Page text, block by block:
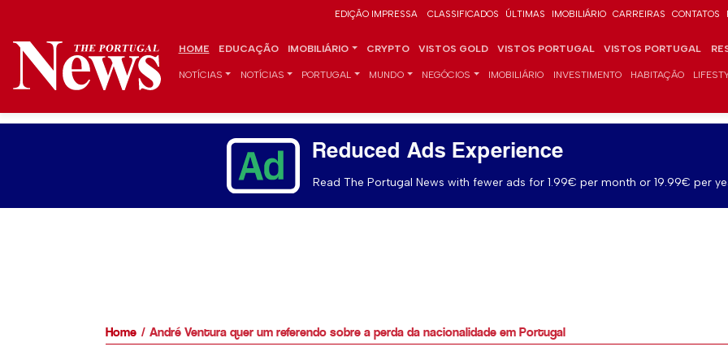
EDIÇÃO IMPRESSA CLASSIFICADOS ÚLTIMAS IMOBILIÁRIO CARREIRAS CONTATOS
HOME EDUCAÇÃO IMOBILIÁRIO CRYPTO VISTOS GOLD VISTOS PORTUGAL VISTOS PORTUGAL
NOTÍCIAS NOTÍCIAS PORTUGAL MUNDO NEGÓCIOS IMOBILIÁRIO INVESTIMENTO HABITAÇÃO
Reduced Ads Experience
Read The Portugal News with fewer ads for 1.99€ per month or 19.99€ per
Home André Ventura quer um referendo sobre a perda da nacionalidade em Portugal